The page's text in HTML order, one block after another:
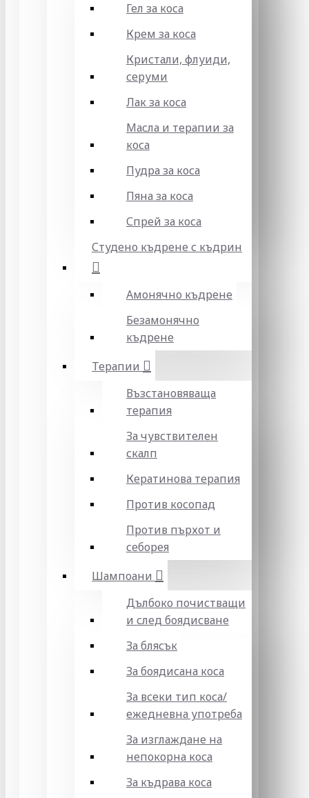
Гел за коса
Крем за коса
Кристали, флуиди,
серуми
Лак за коса
Масла и терапии за
коса
Пудра за коса
Пяна за коса
Спрей за коса
Студено къдрене с къдрин
Амонячно къдрене
Безамонячно
къдрене
Терапии
Възстановяваща
терапия
За чувствителен
скалп
Кератинова терапия
Против косопад
Против пърхот и
себорея
Шампоани
Дълбоко почистващи
и след боядисване
За блясък
За боядисана коса
За всеки тип коса/
ежедневна употреба
За изглаждане на
непокорна коса
За къдрава коса